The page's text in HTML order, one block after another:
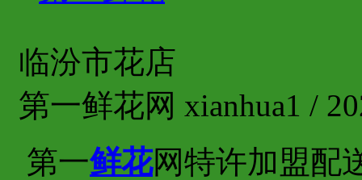
临汾市花店
第一鲜花网 xianhua1 /
第一鲜花网特许加盟